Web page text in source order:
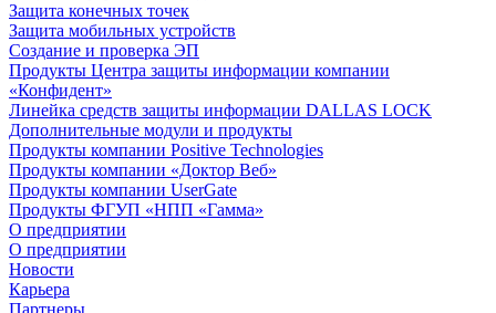
Защита конечных точек
Защита мобильных устройств
Создание и проверка ЭП
Продукты Центра защиты информации компании
«Конфидент»
Линейка средств защиты информации DALLAS LOCK
Дополнительные модули и продукты
Продукты компании Positive Technologies
Продукты компании «Доктор Веб»
Продукты компании UserGate
Продукты ФГУП «НПП «Гамма»
О предприятии
О предприятии
Новости
Карьера
Партнеры